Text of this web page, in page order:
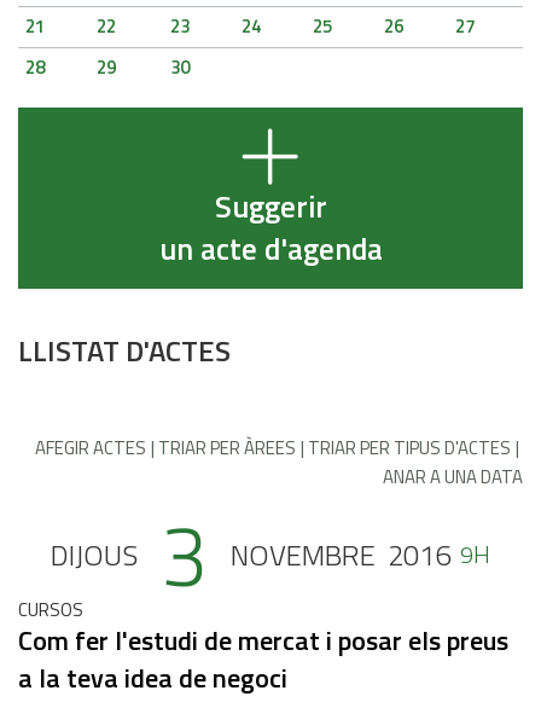
21
22 23 24 25 26
27
28
29 30
Suggerir
un acte d'agenda
LLISTAT D'ACTES
AFEGIR ACTES TRIAR PER ÀREES TRIAR PER TIPUS D'ACTES
ANAR A UNA DATA
DIJOUS 3 NOVEMBRE 2016 9H
CURSOS
Com fer l'estudi de mercat i posar els preus
a la teva idea de negoci